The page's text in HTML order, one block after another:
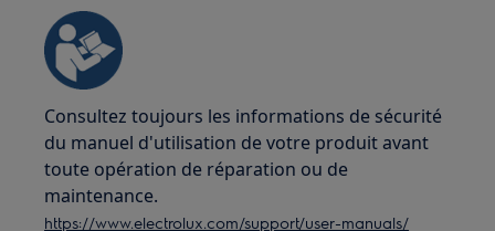
Consultez toujours les informations de sécurité
du manuel d'utilisation de votre produit avant
toute opération de réparation ou de
maintenance.
https://www.electrolux.com/support/user-manuals/